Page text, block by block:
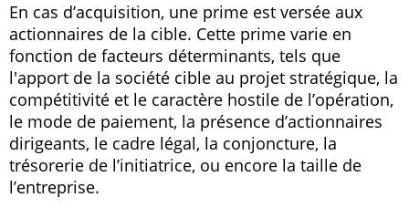
En cas d’acquisition, une prime est versée aux
actionnaires de la cible. Cette prime varie en
fonction de facteurs déterminants, tels que
l'apport de la société cible au projet stratégique, la
compétitivité et le caractère hostile de l’opération,
le mode de paiement, la présence d’actionnaires
dirigeants, le cadre légal, la conjoncture, la
trésorerie de l’initiatrice, ou encore la taille de
l’entreprise.